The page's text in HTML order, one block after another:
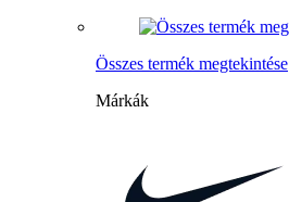
Összes termék megtekintése
Márkák